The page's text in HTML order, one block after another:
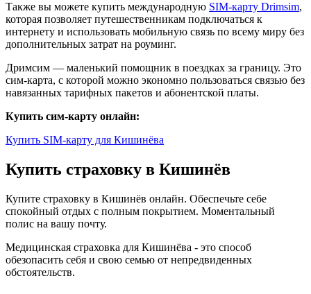
Также вы можете купить международную SIM-карту Drimsim,
которая позволяет путешественникам подключаться к
интернету и использовать мобильную связь по всему миру без
дополнительных затрат на роуминг.
Дримсим — маленький помощник в поездках за границу. Это
сим-карта, с которой можно экономно пользоваться связью без
навязанных тарифных пакетов и абонентской платы.
Купить сим-карту онлайн:
Купить SIM-карту для Кишинёва
Купить страховку в Кишинёв
Купите страховку в Кишинёв онлайн. Обеспечьте себе
спокойный отдых с полным покрытием. Моментальный
полис на вашу почту.
Медицинская страховка для Кишинёва - это способ
обезопасить себя и свою семью от непредвиденных
обстоятельств.